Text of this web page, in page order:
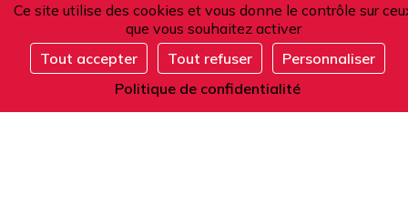
Ce site utilise des cookies et vous donne le contrôle sur
que vous souhaitez activer
Tout accepter
Tout refuser
Personnaliser
Politique de confidentialité
S'inscrire
Tous les évènements